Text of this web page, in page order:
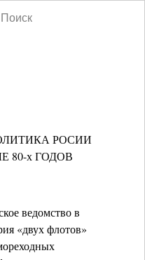
Поиск
РОСИИ
80-х ГОДОВ
ведомство в
«двух флотов»